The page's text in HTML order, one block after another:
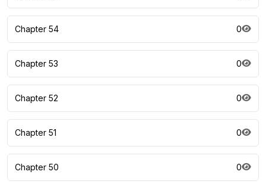
Chapter 54 0
Chapter 53 0
Chapter 52 0
Chapter 51 0
Chapter 50 0